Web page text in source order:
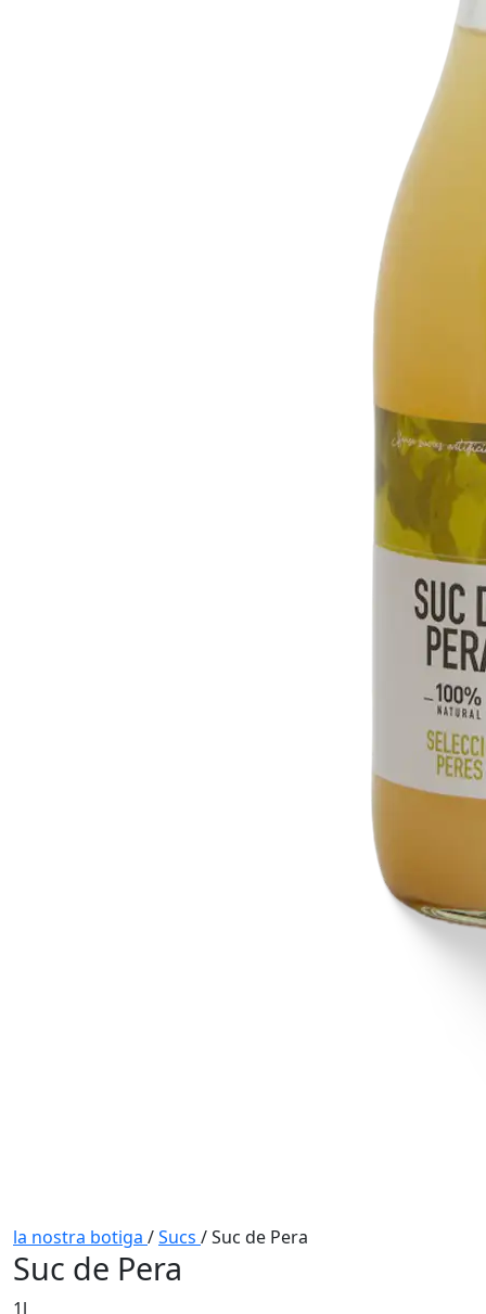
la nostra botiga /Sucs /Suc de Pera
Suc de Pera
1l